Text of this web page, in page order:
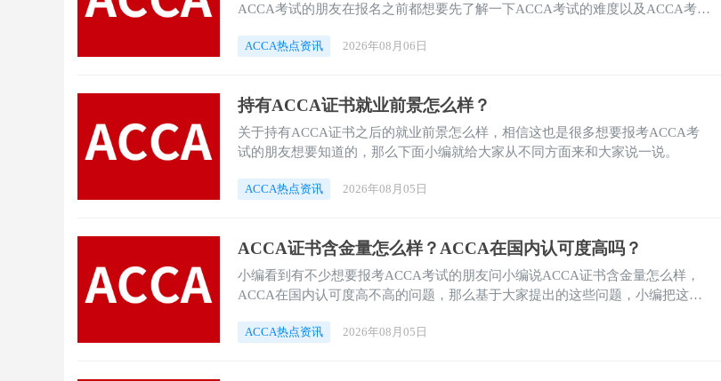
ACCA考试的朋友在报名之前都想要先了解一下ACCA考试的难度以及ACCA考试
面小编就来和大家详细的说一说。
ACCA热点资讯 2026年08月06日
持有ACCA证书就业前景怎么样？
关于持有ACCA证书之后的就业前景怎么样，相信这也是很多想要报考ACCA考
试的朋友想要知道的，那么下面小编就给大家从不同方面来和大家说一说。
ACCA热点资讯 2026年08月05日
ACCA证书含金量怎么样？ACCA在国内认可度高吗？
小编看到有不少想要报考ACCA考试的朋友问小编说ACCA证书含金量怎么样，
ACCA在国内认可度高不高的问题，那么基于大家提出的这些问题，小编把这些
ACCA热点资讯 2026年08月05日